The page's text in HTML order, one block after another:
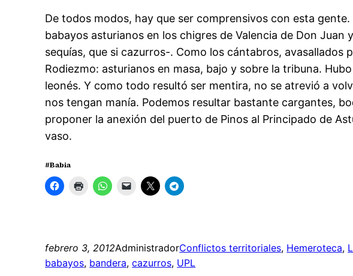
De todos modos, hay que ser comprensivos con esta
babayos asturianos en los chigres de Valencia de Don
sequías, que si cazurros-. Como los cántabros, avasallados
Rodiezmo: asturianos en masa, bajo y sobre la tribuna.
leonés. Y como todo resultó ser mentira, no se atrevió a
nos tengan manía. Podemos resultar bastante cargantes,
proponer la anexión del puerto de Pinos al Principado de
vaso.
#Babia
febrero 3, 2012AdministradorConflictos territoriales, Hemeroteca,
babayos, bandera, cazurros, UPL